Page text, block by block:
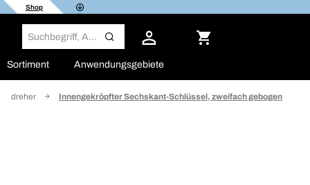
Shop
Sortiment Anwendungsgebiete
Innengekröpfter Sechskant-Schlüssel, zweifach gebogen